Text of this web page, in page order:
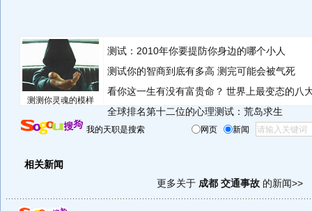
测测你灵魂的模样
测试：2010年你要提防你身边的哪个小人
测试你的智商到底有多高 测完可能会被气死
看你这一生有没有富贵命？ 世界上最变态的八
全球排名第十二位的心理测试：荒岛求生
我的天职是搜索 网页 新闻
相关新闻
更多关于 成都 交通事故 的新闻>>